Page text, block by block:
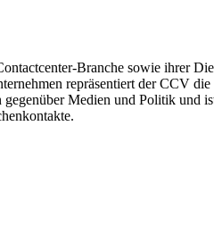
Branche sowie ihrer
repräsentiert der CCV
Medien und Politik und